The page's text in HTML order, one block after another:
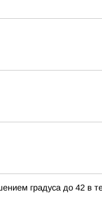
градуса до 42 в